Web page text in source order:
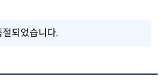
절되었습니다.